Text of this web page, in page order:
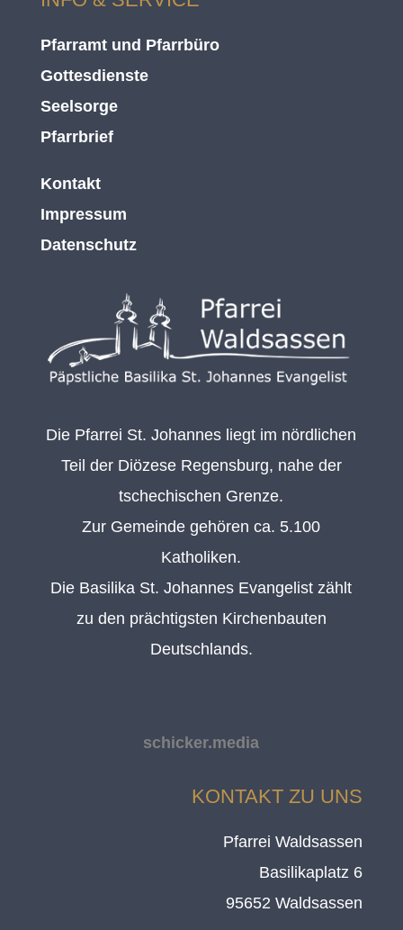
Pfarramt und Pfarrbüro
Gottesdienste
Seelsorge
Pfarrbrief
Kontakt
Impressum
Datenschutz
Die Pfarrei St. Johannes liegt im nördlichen
Teil der Diözese Regensburg, nahe der
tschechischen Grenze.
Zur Gemeinde gehören ca. 5.100
Katholiken.
Die Basilika St. Johannes Evangelist zählt
zu den prächtigsten Kirchenbauten
Deutschlands.
schicker.media
KONTAKT ZU UNS
Pfarrei Waldsassen
Basilikaplatz 6
95652 Waldsassen